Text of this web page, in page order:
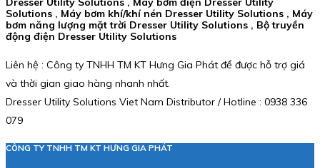
Solutions , Máy bơm khí/khí nén Dresser Utility Solutions , Máy
bơm năng lượng mặt trời Dresser Utility Solutions , Bộ truyền
động điện Dresser Utility Solutions
Liên hệ : Công ty TNHH TM KT Hưng Gia Phát để được hỗ trợ giá
và thời gian giao hàng nhanh nhất.
Dresser Utility Solutions Viet Nam Distributor / Hotline : 0938 336
079
CÔNG TY TNHH TM KT HƯNG GIA PHÁT